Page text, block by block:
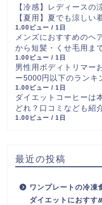
【冷感】レディース
【夏用】夏でも涼しい
1.00ビュー / 1日
メンズにおすすめの
から短髪・くせ毛用ま
1.00ビュー / 1日
男性用ボディトリマ
ー5000円以下のランキ
1.00ビュー / 1日
ダイエットコーヒーは
どれ？口コミなども紹
1.00ビュー / 1日
最近の投稿
ワンプレートの冷凍
ダイエットにおすす